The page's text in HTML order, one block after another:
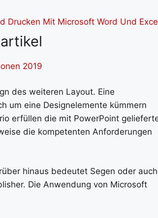
2019
des weiteren Layout. Eine
um eine Designelemente kümmern
erfüllen die mit PowerPoint
die kompetenten Anforderungen
hinaus bedeutet Segen oder auch
Die Anwendung von Microsoft